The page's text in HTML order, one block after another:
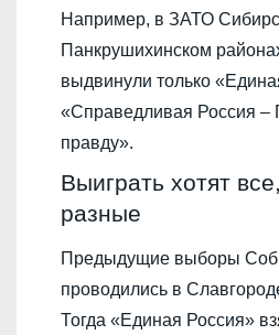
Например, в ЗАТО
Панкрушихинском
выдвинули только
«Справедливая Россия –
правду».
Выиграть хотят
разные
Предыдущие выборы
проводились в
Тогда «Единая Россия»